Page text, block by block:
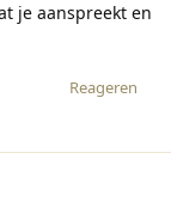
je aanspreekt en
Reageren